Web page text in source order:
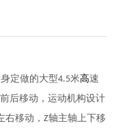
定做的大型4.5米高速
前后移动 ，运动机构设计
右移动 ，Z轴主轴上下移